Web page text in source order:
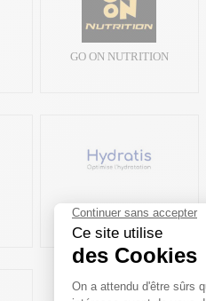
GO ON NUTRITION
HYDRATIS